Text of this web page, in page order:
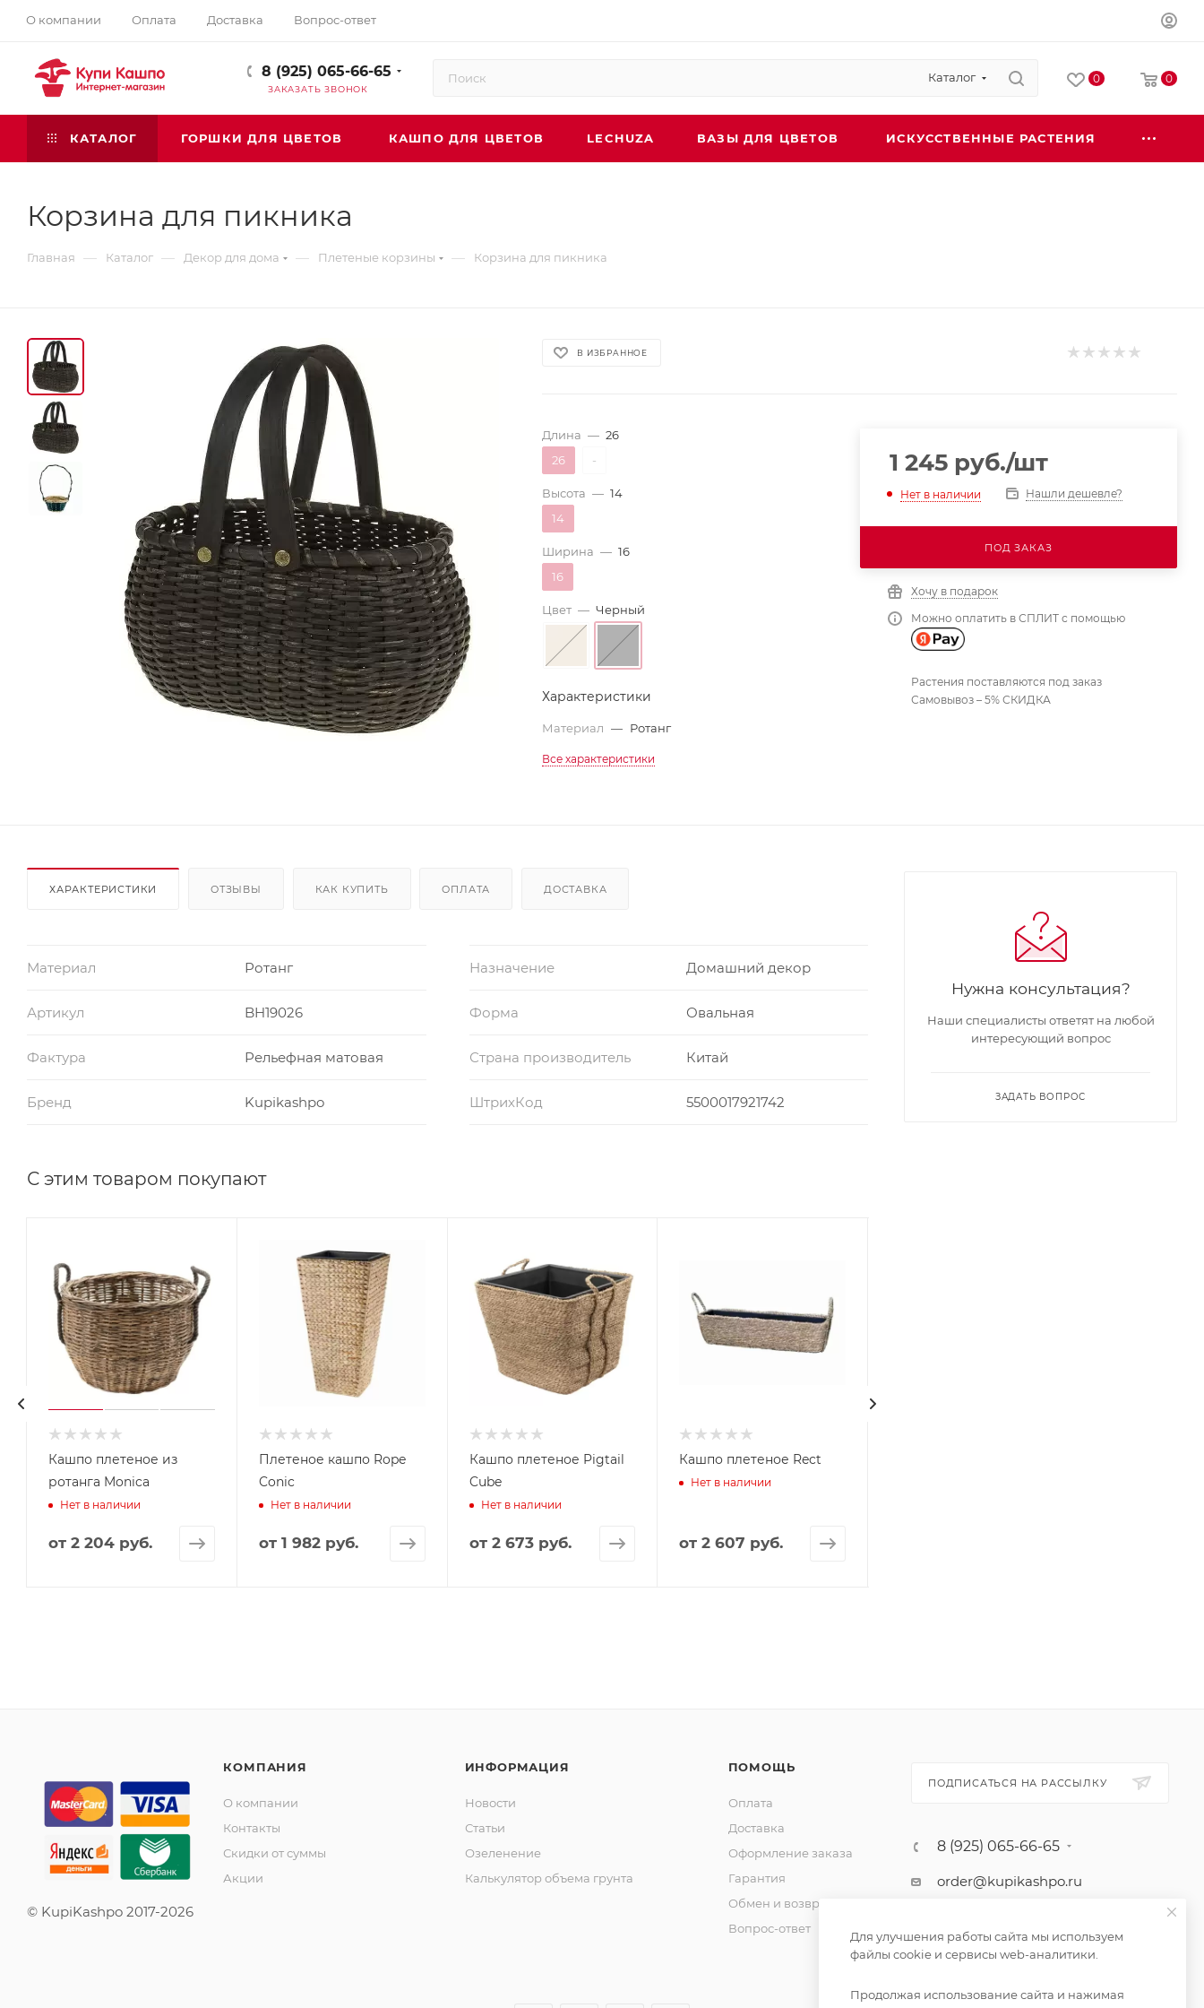
О компании Оплата Доставка Вопрос-ответ
8 (925) 065-66-65
ЗАКАЗАТЬ ЗВОНОК
Каталог 0 0
КАТАЛОГ ГОРШКИ ДЛЯ ЦВЕТОВ КАШПО ДЛЯ ЦВЕТОВ LECHUZA ВАЗЫ ДЛЯ ЦВЕТОВ ИСКУССТВЕННЫЕ РАСТЕНИЯ
Корзина для пикника
Главная — Каталог — Декор для дома — Плетеные корзины — Корзина для пикника
В ИЗБРАННОЕ
Длина — 26
26
-
Высота — 14
14
Ширина — 16
16
Цвет — Черный
Характеристики
Материал — Ротанг
Все характеристики
1 245руб./шт
Нет в наличии Нашли дешевле?
ПОД ЗАКАЗ
Хочу в подарок
Можно оплатить в СПЛИТ с помощью
Растения поставляются под заказ
Самовывоз – 5% СКИДКА
ХАРАКТЕРИСТИКИ ОТЗЫВЫ КАК КУПИТЬ ОПЛАТА ДОСТАВКА
Материал Ротанг Назначение Домашний декор
Артикул BH19026 Форма Овальная
Фактура Рельефная матовая Страна производитель Китай
Бренд Kupikashpo ШтрихКод 5500017921742
С этим товаром покупают
Кашпо плетеное из
ротанга Monica
Нет в наличии
от 2 204 руб.
Плетеное кашпо Rope
Conic
Нет в наличии
от 1 982 руб.
Кашпо плетеное Pigtail
Cube
Нет в наличии
от 2 673 руб.
Кашпо плетеное Rect
Нет в наличии
от2 607 руб.
Нужна консультация?
Наши специалисты ответят на любой
интересующий вопрос
ЗАДАТЬ ВОПРОС
© KupiKashpo 2017-2026
КОМПАНИЯ
О компании
Контакты
Скидки от суммы
Акции
ИНФОРМАЦИЯ
Новости
Статьи
Озеленение
Калькулятор объема грунта
ПОМОЩЬ
Оплата
Доставка
Оформление заказа
Гарантия
Обмен и возврат
Вопрос-ответ
ПОДПИСАТЬСЯ НА РАССЫЛКУ
8 (925) 065-66-65
order@kupikashpo.ru
Для улучшения работы сайта мы используем
файлы cookie и сервисы web-аналитики.
Продолжая использование сайта и нажимая